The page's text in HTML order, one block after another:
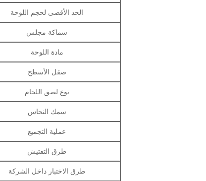
الحد الأقصى لحجم اللوحة
سماكة مجلس
مادة اللوحة
صقل الأسطح
نوع لصق اللحام
سمك النحاس
عملية التجميع
طرق التفتيش
طرق الاختبار داخل الشركة